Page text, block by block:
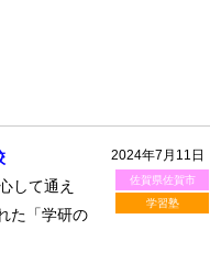
2024年7月11日
佐賀県佐賀市
学習塾
して通え
た「学研の